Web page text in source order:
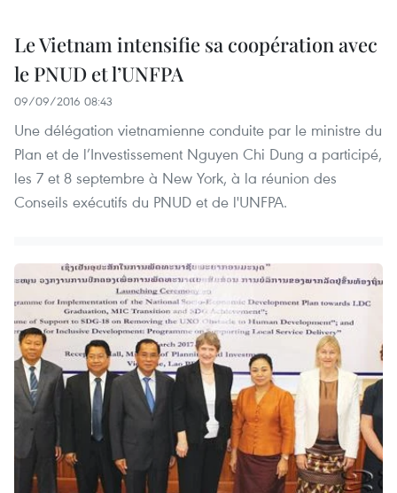
Le Vietnam intensifie sa coopération avec
le PNUD et l’UNFPA
09/09/2016 08:43
Une délégation vietnamienne conduite par le ministre du
Plan et de l’Investissement Nguyen Chi Dung a participé,
les 7 et 8 septembre à New York, à la réunion des
Conseils exécutifs du PNUD et de l'UNFPA.